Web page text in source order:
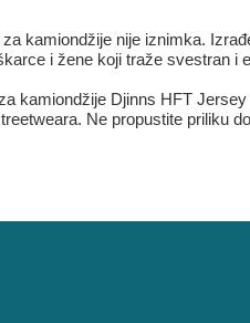
kamiondžije nije iznimka.
i žene koji traže svestran i
kamiondžije Djinns HFT
Ne propustite priliku